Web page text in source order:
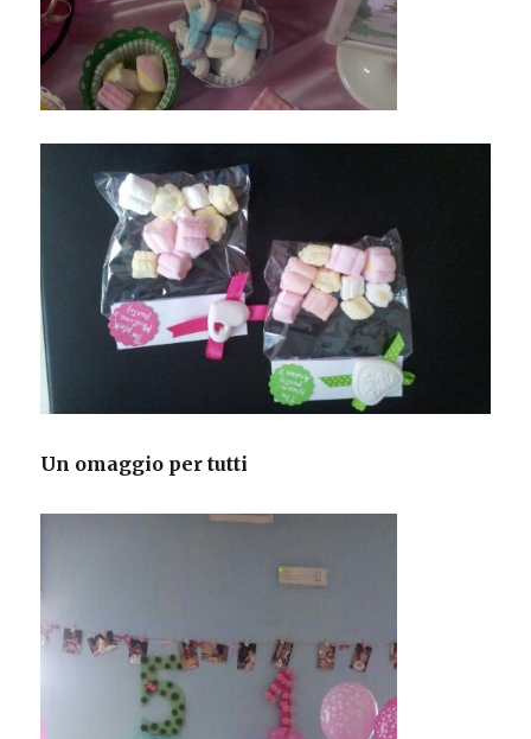
Un omaggio per tutti